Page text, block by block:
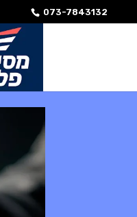
073-7843132